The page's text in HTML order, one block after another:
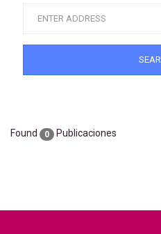
Found 0 Publicaciones